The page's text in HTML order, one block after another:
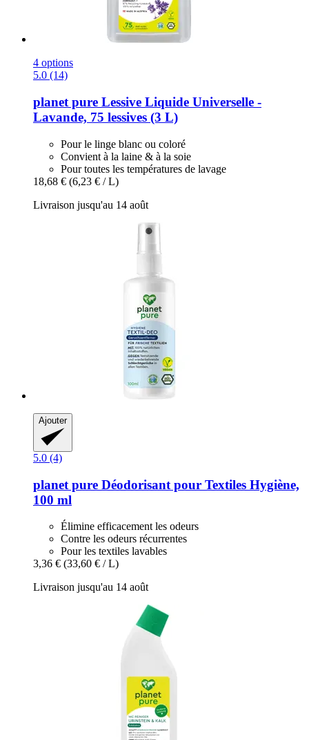
4 options
5.0 (14)
planet pure Lessive Liquide Universelle -​
Lavande, 75 lessives (3 L)
Pour le linge blanc ou coloré
Convient à la laine & à la soie
Pour toutes les températures de lavage
18,68 € (6,23 € / L)
Livraison jusqu'au 14 août
Ajouter
5.0 (4)
planet pure Déodorisant pour Textiles Hygiène,
100 ml
Élimine efficacement les odeurs
Contre les odeurs récurrentes
Pour les textiles lavables
3,36 € (33,60 € / L)
Livraison jusqu'au 14 août